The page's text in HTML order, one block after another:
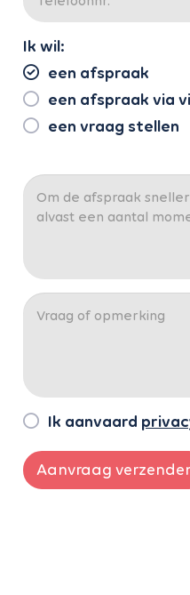
Ik wil:
een afspraak
een afspraak via
een vraag stellen
Ik aanvaard
Aanvraag